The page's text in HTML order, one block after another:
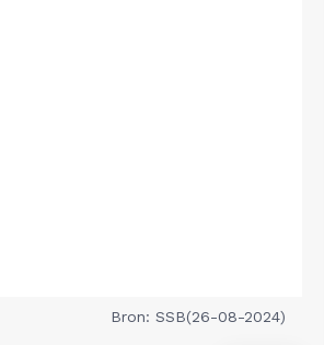
Bron: SSB(26-08-2024)